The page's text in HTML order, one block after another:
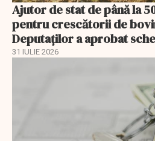
Ajutor de stat de până la
pentru crescătorii de
Deputaților a aprobat
31 IULIE 2026